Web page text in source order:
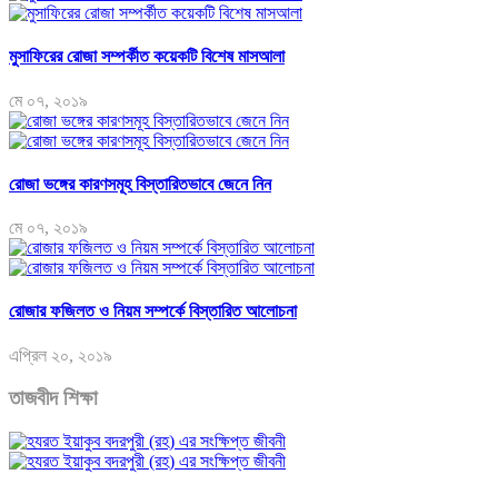
মুসাফিরের রোজা সম্পর্কীত কয়েকটি বিশেষ মাসআলা
মে ০৭, ২০১৯
রোজা ভঙ্গের কারণসমূহ বিস্তারিতভাবে জেনে নিন
মে ০৭, ২০১৯
রোজার ফজিলত ও নিয়ম সম্পর্কে বিস্তারিত আলোচনা
এপ্রিল ২০, ২০১৯
তাজবীদ শিক্ষা